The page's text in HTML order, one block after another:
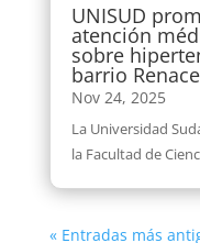
UNISUD
atención
sobre
barrio
Nov 24, 2025
La Universidad
la Facultad de
« Entradas más